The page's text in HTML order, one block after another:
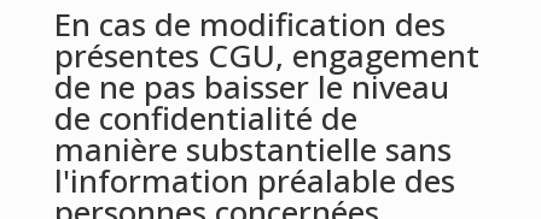
En cas de modification des
présentes CGU, engagement
de ne pas baisser le niveau
de confidentialité de
manière substantielle sans
l'information préalable des